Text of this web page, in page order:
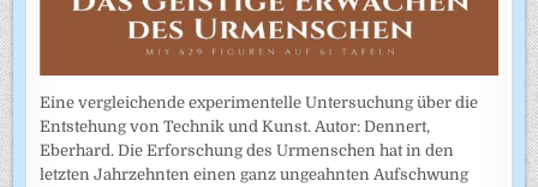
Eine vergleichende experimentelle Untersuchung über die
Entstehung von Technik und Kunst. Autor: Dennert,
Eberhard. Die Erforschung des Urmenschen hat in den
letzten Jahrzehnten einen ganz ungeahnten Aufschwung